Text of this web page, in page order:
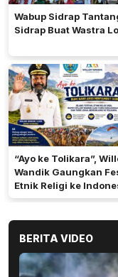
Wabup Sidrap
Sidrap Buat Wastra
“Ayo ke Tolikara”,
Wandik Gaungkan
Etnik Religi ke
dan Dunia
BERITA VIDEO